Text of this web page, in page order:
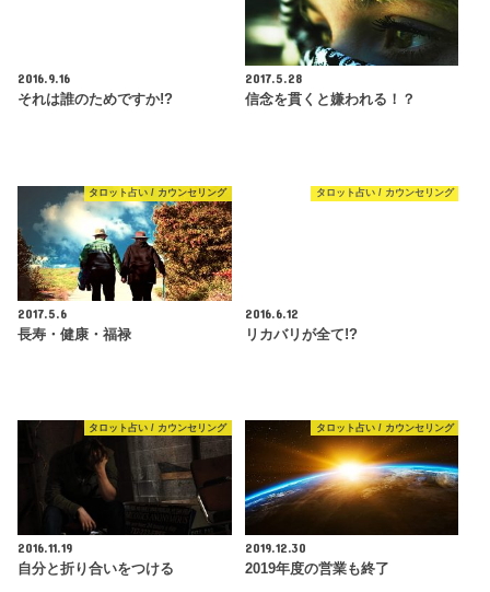
2016.9.16
それは誰のためですか!?
2017.5.28
信念を貫くと嫌われる！？
タロット占い / カウンセリング
2017.5.6
長寿・健康・福禄
タロット占い / カウンセリング
2016.6.12
リカバリが全て!?
タロット占い / カウンセリング
2016.11.19
自分と折り合いをつける
タロット占い / カウンセリング
2019.12.30
2019年度の営業も終了